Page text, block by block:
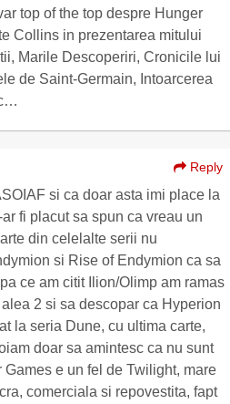
top of the top despre Hunger
Collins in prezentarea mitului
de Saint-Germain, Intoarcerea
Reply
si ca doar asta imi place la
fi placut sa spun ca vreau un
din celelalte serii nu
si Rise of Endymion ca sa
ce am citit Ilion/Olimp am ramas
2 si sa descopar ca Hyperion
la seria Dune, cu ultima carte,
doar sa amintesc ca nu sunt
e un fel de Twilight, mare
comerciala si repovestita, fapt